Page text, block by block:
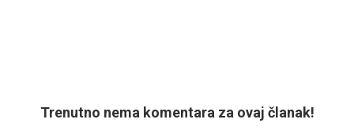
Trenutno nema komentara za ovaj članak!